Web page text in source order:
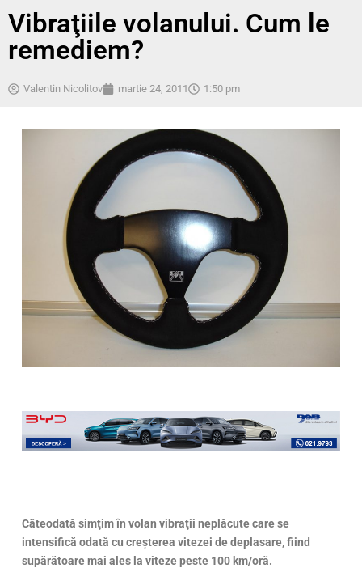
Vibraţiile volanului. Cum le
remediem?
Valentin Nicolitov martie 24, 2011 1:50 pm
Câteodată simţim în volan vibraţii neplăcute care se
intensifică odată cu creşterea vitezei de deplasare, fiind
supărătoare mai ales la viteze peste 100 km/oră.